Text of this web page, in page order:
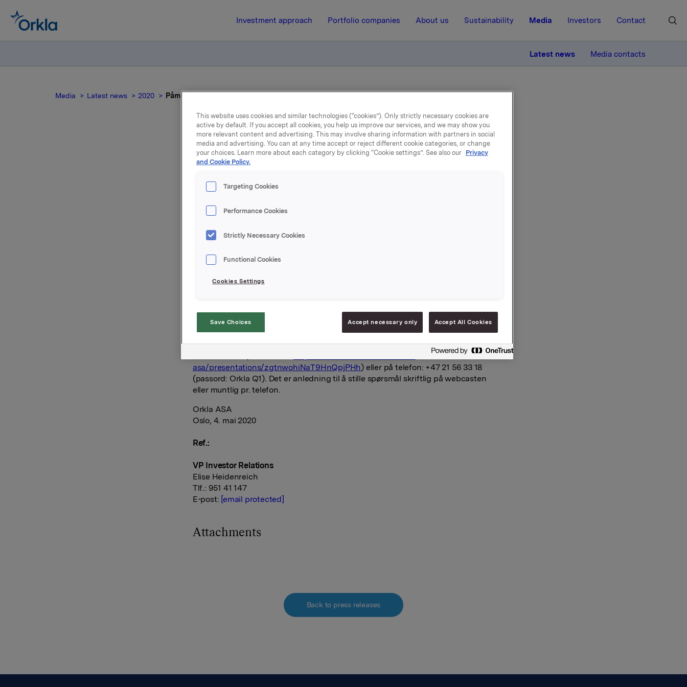
Investment approach Portfolio companies About us Sustainability Media Investors Contact
Latest news Media contacts
Media Latest news 2020 Påminnelse: Invitasjon til presentasjon av Orklas resultater for 1. kvartal 2020 tirsdag 5. mai
4 May 2020, 7:30
Påminnelse: Invitasjon til
presentasjon av Orklas resultater
for 1. kvartal 2020 tirsdag 5. mai
Orkla offentliggjør resultater for 1. kvartal 2020 tirsdag 5. mai 2020 kl. 07.00.
Kvartalsrapporten og presentasjonsmaterialet blir samtidig gjort tilgjengelig på
på Orklas nettsider kl. 07.00.
I tillegg avholdes en live Q&A-seanse med konsernsjef Jaan Ivar Semlitsch og
finansdirektør Harald Ullevoldsæter kl. 08.00. Seansen kan følges via webcast på
asa/presentations/zgtnwohiNaT9HnQpjPHh) eller på telefon: +47 21 56 33 18
(passord: Orkla Q1). Det er anledning til å stille spørsmål skriftlig på webcasten
eller muntlig pr. telefon.
Orkla ASA
Oslo, 4. mai 2020
Ref.:
VP Investor Relations
Elise Heidenreich
Tlf.: 951 41 147
E-post: [email protected]
Attachments
Back to press releases
This website uses cookies and similar technologies (“cookies”). Only strictly necessary cookies are
active by default. If you accept all cookies, you help us improve our services, and we may show you
more relevant content and advertising. This may involve sharing information with partners in social
media and advertising. You can at any time accept or reject different cookie categories, or change
your choices. Learn more about each category by clicking “Cookie settings”. See also our Privacy
and Cookie Policy.
Targeting Cookies
Performance Cookies
Strictly Necessary Cookies
Functional Cookies
Cookies Settings
Save Choices Accept necessary only Accept All Cookies